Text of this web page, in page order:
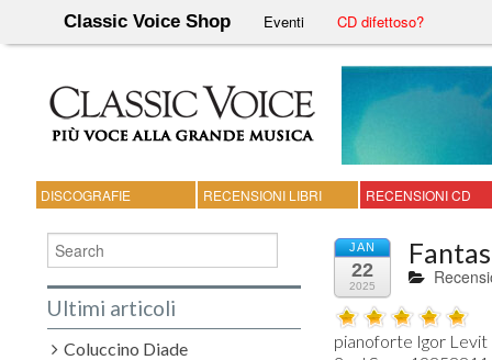
Classic Voice Shop Eventi CD difettoso?
DISCOGRAFIE RECENSIONI LIBRI RECENSIONI CD
JAN
22
2025
pianoforte Igor Levit
Ultimi articoli
Coluccino Diade